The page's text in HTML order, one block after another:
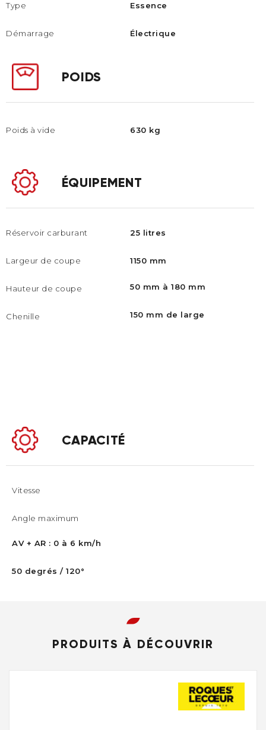
Type
Démarrage
Essence
Électrique
POIDS
Poids à vide 630 kg
ÉQUIPEMENT
Réservoir carburant
Largeur de coupe
Hauteur de coupe
Chenille
25 litres
1150 mm
50 mm à 180 mm
150 mm de large
CAPACITÉ
Vitesse
Angle maximum
AV + AR : 0 à 6 km/h
50 degrés / 120°
PRODUITS À DÉCOUVRIR